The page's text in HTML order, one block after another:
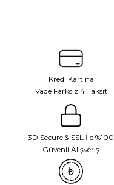
Kredi Kartına
Vade Farksız 4 Taksit
3D Secure & SSL İle %100
Güvenli Alışveriş